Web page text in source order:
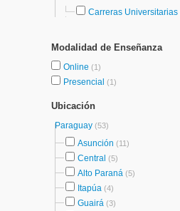
Carreras Universitarias
Modalidad de Enseñanza
Online (1)
Presencial (1)
Ubicación
Paraguay (53)
Asunción (11)
Central (5)
Alto Paraná (5)
Itapúa (4)
Guairá (3)